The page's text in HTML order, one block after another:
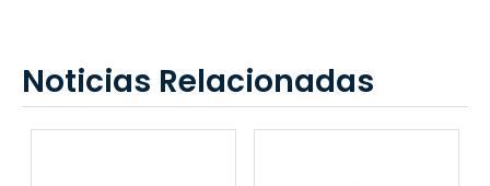
Noticias Relacionadas